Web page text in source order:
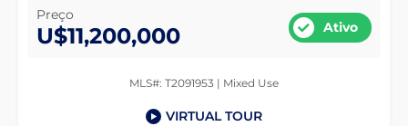
Preço
U$11,200,000 Ativo
MLS#: T2091953 | Mixed Use
VIRTUAL TOUR